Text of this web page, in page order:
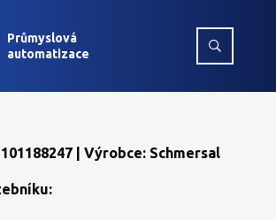
Průmyslová
automatizace
| Výrobce: Schmersal